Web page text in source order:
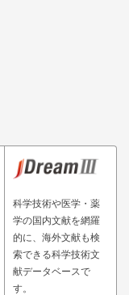
科学技術や医学・薬
学の国内文献を網羅
的に、海外文献も検
索できる科学技術文
献データベースで
す。